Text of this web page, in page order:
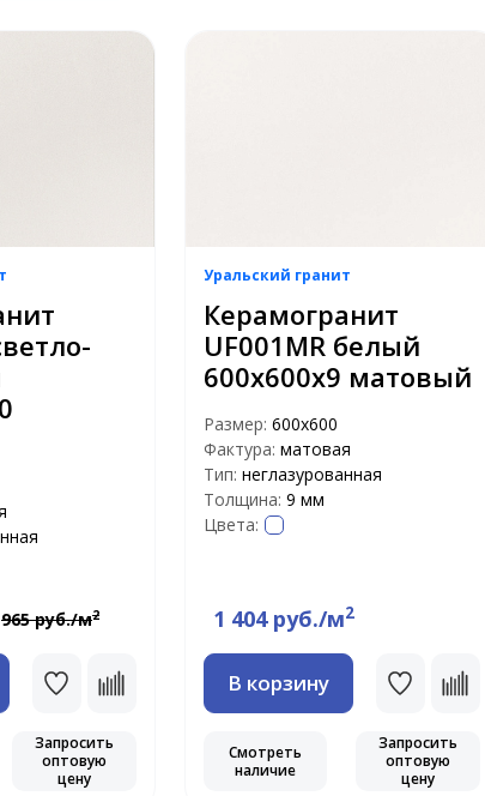
965 руб./м2
Запросить
оптовую
цену
Уральский гранит
Керамогранит
UF001MR белый
600х600х9 матовый
Размер: 600х600
Фактура: матовая
Тип: неглазурованная
Толщина: 9 мм
Цвета:
1 404 руб./м2
В корзину
Смотреть
наличие
Запросить
оптовую
цену